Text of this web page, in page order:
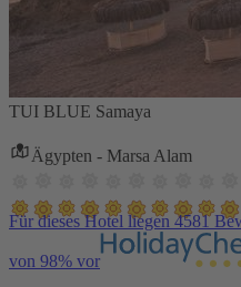
TUI BLUE Samaya
Ägypten - Marsa Alam
Für dieses Hotel liegen 4581
von 98% vor